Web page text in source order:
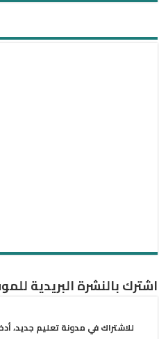
اشترك بالنشرة البريدية
للاشتراك في مدونة تعليم جديد،